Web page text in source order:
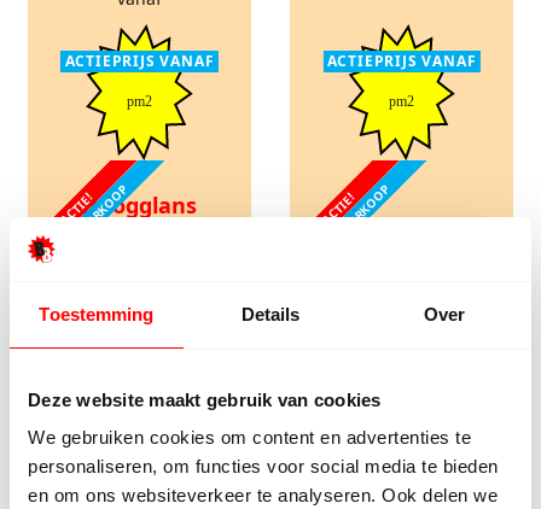
Toestemming Details Over
Deze website maakt gebruik van cookies
We gebruiken cookies om content en advertenties te
personaliseren, om functies voor social media te bieden
en om ons websiteverkeer te analyseren. Ook delen we
ACTIEPRIJS VANAF
pm2
ACTIEPRIJS VANAF
pm2
ACTIE!
STOCKVERKOOP
Hoogglans
opvallend en geeft
een unieke uitstraling
Hoogglans laminaat
bieden wij al aan
vanaf €8,98 en in veel
verschillende tinten.
ACTIE!
STOCKVERKOOP
Wilt u sfeer creëren
dit laminaat geeft een
klassieke look.
Hoogglans wit
laminaat bieden wij al